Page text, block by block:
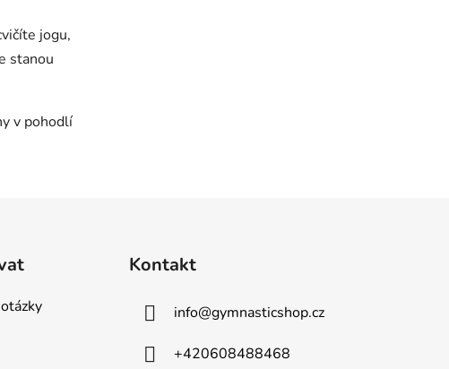
jogu,
stanou
v pohodlí
Kontakt
info@gymnasticshop.cz
+420608488468